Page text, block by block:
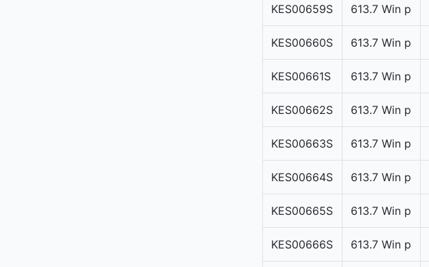
KES00659S 613.7 Win p
KES00660S 613.7 Win p
KES00661S 613.7 Win p
KES00662S 613.7 Win p
KES00663S 613.7 Win p
KES00664S 613.7 Win p
KES00665S 613.7 Win p
KES00666S 613.7 Win p